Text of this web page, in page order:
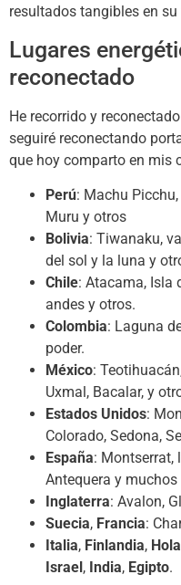
resultados tangibles en
Lugares
reconectado
He recorrido y
seguiré reconectando
que hoy comparto en mis
Perú: Machu
Muru y otros
Bolivia: Tiwanaku,
del sol y la luna y
Chile: Atacama, Isla
andes y otros.
Colombia: Laguna
poder.
México:
Uxmal, Bacalar, y
Estados Unidos:
Colorado, Sedona,
España: Montserrat,
Antequera y
Inglaterra: Avalon,
Suecia, Francia:
Italia, Finlandia,
Israel , India, Egipto.